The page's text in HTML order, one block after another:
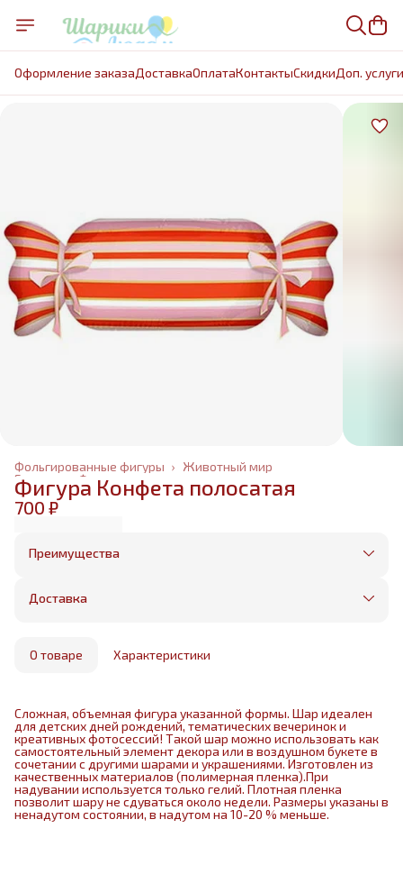
Оформление заказаДоставкаОплатаКонтактыCкидкиДоп. услуги
Животный мир
Фольгированные фигуры ›
Фольгированные шары
Главная
Фигура Конфета полосатая
700 ₽
Преимущества
Оплата частями в Сплит
Бесплатная доставка в пределах КАД
маркетплейса
Доставка
О товаре Характеристики
Сложная, объемная фигура указанной формы. Шар идеален
для детских дней рождений, тематических вечеринок и
креативных фотосессий! Такой шар можно использовать как
самостоятельный элемент декора или в воздушном букете в
сочетании с другими шарами и украшениями. Изготовлен из
качественных материалов (полимерная пленка).При
надувании используется только гелий. Плотная пленка
позволит шару не сдуваться около недели. Размеры указаны в
ненадутом состоянии, в надутом на 10-20 % меньше.